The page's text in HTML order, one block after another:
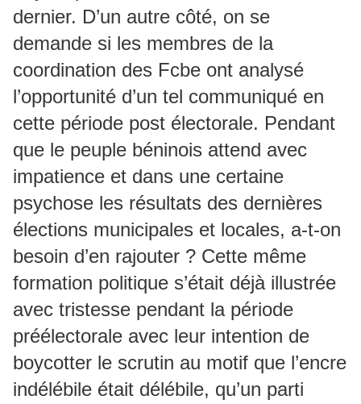
dernier. D’un autre côté, on se
demande si les membres de la
coordination des Fcbe ont analysé
l’opportunité d’un tel communiqué en
cette période post électorale. Pendant
que le peuple béninois attend avec
impatience et dans une certaine
psychose les résultats des dernières
élections municipales et locales, a-t-on
besoin d’en rajouter ? Cette même
formation politique s’était déjà illustrée
avec tristesse pendant la période
préélectorale avec leur intention de
boycotter le scrutin au motif que l’encre
indélébile était délébile, qu’un parti